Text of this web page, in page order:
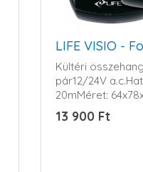
LIFE VISIO -
Kültéri
pár12/24V
20mMéret:
13 900 Ft